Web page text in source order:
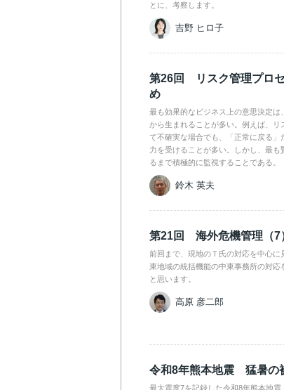
とに、考察します。
吉野 ヒロ子
第26回 リスク管理プロ
め
最も効果的なビジネス上の意思決定は
から生まれることが多い。例えば、リ
て不確実な場合でも、「正常に戻る
力を受けることが多い。しかし、最
るまで積極的に監視することである。
鈴木 英夫
第21回 海外危機管理（7
前回まで、現地のＴ氏の対応を中心
東地域の統括機能の中東事務所の対
と思います。
高原 彦二郎
令和8年熊本地震 猛暑の
最大震度7を記録した令和8年熊本地